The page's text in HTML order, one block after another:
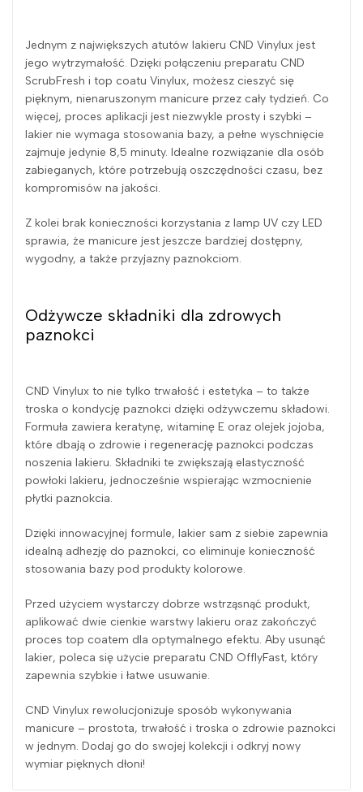
Jednym z największych atutów lakieru CND Vinylux jest
jego wytrzymałość. Dzięki połączeniu preparatu CND
ScrubFresh i top coatu Vinylux, możesz cieszyć się
pięknym, nienaruszonym manicure przez cały tydzień. Co
więcej, proces aplikacji jest niezwykle prosty i szybki –
lakier nie wymaga stosowania bazy, a pełne wyschnięcie
zajmuje jedynie 8,5 minuty. Idealne rozwiązanie dla osób
zabieganych, które potrzebują oszczędności czasu, bez
kompromisów na jakości.
Z kolei brak konieczności korzystania z lamp UV czy LED
sprawia, że manicure jest jeszcze bardziej dostępny,
wygodny, a także przyjazny paznokciom.
Odżywcze składniki dla zdrowych
paznokci
CND Vinylux to nie tylko trwałość i estetyka – to także
troska o kondycję paznokci dzięki odżywczemu składowi.
Formuła zawiera keratynę, witaminę E oraz olejek jojoba,
które dbają o zdrowie i regenerację paznokci podczas
noszenia lakieru. Składniki te zwiększają elastyczność
powłoki lakieru, jednocześnie wspierając wzmocnienie
płytki paznokcia.
Dzięki innowacyjnej formule, lakier sam z siebie zapewnia
idealną adhezję do paznokci, co eliminuje konieczność
stosowania bazy pod produkty kolorowe.
Przed użyciem wystarczy dobrze wstrząsnąć produkt,
aplikować dwie cienkie warstwy lakieru oraz zakończyć
proces top coatem dla optymalnego efektu. Aby usunąć
lakier, poleca się użycie preparatu CND OfflyFast, który
zapewnia szybkie i łatwe usuwanie.
CND Vinylux rewolucjonizuje sposób wykonywania
manicure – prostota, trwałość i troska o zdrowie paznokci
w jednym. Dodaj go do swojej kolekcji i odkryj nowy
wymiar pięknych dłoni!